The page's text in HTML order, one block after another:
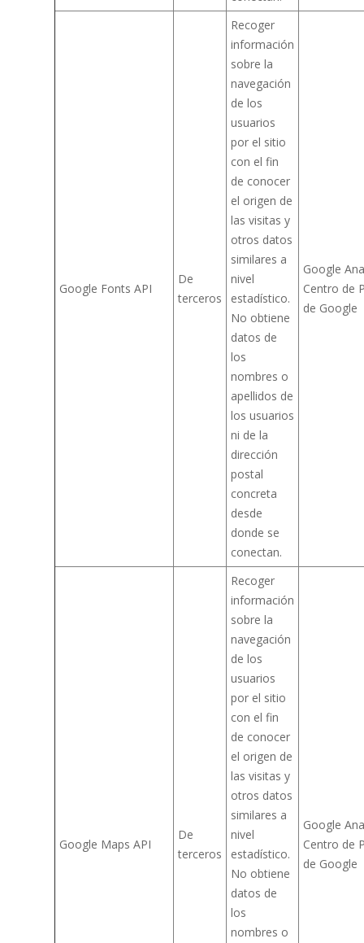
Google Fonts API
De
terceros
Recoger
información
sobre la
navegación
de los
usuarios
por el sitio
con el fin
de conocer
el origen de
las visitas y
otros datos
similares a
nivel
estadístico.
No obtiene
datos de
los
nombres o
apellidos de
los usuarios
ni de la
dirección
postal
concreta
desde
donde se
conectan.
Google
Centro de
de Google
Google Maps API
De
terceros
Recoger
información
sobre la
navegación
de los
usuarios
por el sitio
con el fin
de conocer
el origen de
las visitas y
otros datos
similares a
nivel
estadístico.
No obtiene
datos de
los
nombres o
Google
Centro de
de Google